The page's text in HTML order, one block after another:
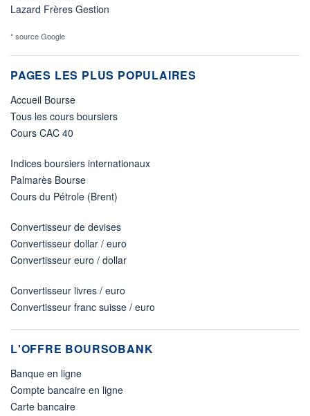
Lazard Frères Gestion
* source Google
PAGES LES PLUS POPULAIRES
Accueil Bourse
Tous les cours boursiers
Cours CAC 40
Indices boursiers internationaux
Palmarès Bourse
Cours du Pétrole (Brent)
Convertisseur de devises
Convertisseur dollar / euro
Convertisseur euro / dollar
Convertisseur livres / euro
Convertisseur franc suisse / euro
L'OFFRE BOURSOBANK
Banque en ligne
Compte bancaire en ligne
Carte bancaire